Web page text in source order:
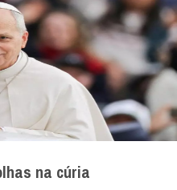
na cúria